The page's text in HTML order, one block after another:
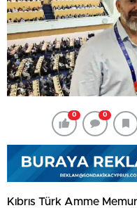
0 0
Kıbrıs Türk Amme